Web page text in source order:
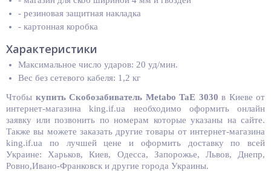
- резиновая защитная накладка
- картонная коробка
Характеристики
Максимальное число ударов: 20 уд/мин.
Вес без сетевого кабеля: 1,2 кг
Чтобы купить Cкобозабиватель Metabo TaE 3030 в Киеве от
интернет-магазина king.if.ua необходимо оформить онлайн
заявку или позвонить по номерам которые указаны на сайте.
Также вы можете заказать другие товары от интернет-магазина
king.if.ua по лучшей цене и оформить доставку по всей
Украине: Харьков, Киев, Одесса, Запорожье, Львов, Днепр,
Ровно,Ивано-Франковск и другие города Украины.